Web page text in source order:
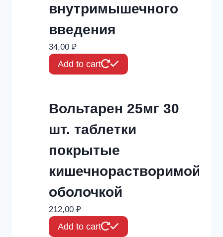
внутримышечного
введения
34,00 ₽
Add to cart
Вольтарен 25мг 30
шт. таблетки
покрытые
кишечнорастворимой
оболочкой
212,00 ₽
Add to cart